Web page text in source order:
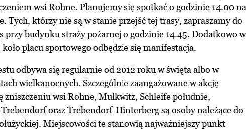
wsi Rohne. Planujemy się spotkać o godzinie 14.00 na
Tych, którzy nie są w stanie przejść tej trasy, zapraszamy do
przy budynku straży pożarnej o godzinie 14.45. Dodatkowo w
placu sportowego odbędzie się manifestacja.
odbywa się regularnie od 2012 roku w święta albo w
wielkanocnych. Szczególnie zaangażowane w akcję
zniszczeniu wsi Rohne, Mulkwitz, Schleife południe,
oraz Trebendorf-Hinterberg są osoby należące do
Miejscowości te stanowią najważniejszy punkt